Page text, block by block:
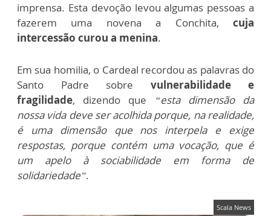
imprensa. Esta devoção levou algumas pessoas a
fazerem uma novena a Conchita, cuja
intercessão curou a menina.
Em sua homilia, o Cardeal recordou as palavras do
Santo Padre sobre vulnerabilidade e
fragilidade, dizendo que
“esta dimensão da
nossa vida deve ser acolhida porque, na realidade,
é uma dimensão que nos interpela e exige
respostas, porque contém uma vocação, que é
um apelo à sociabilidade em forma de
solidariedade”.
Scala News